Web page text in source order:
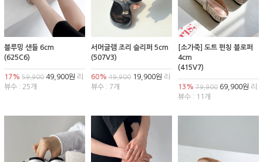
블루밍 샌들 6cm
(625C6)
17% 59,900 49,900원 리
뷰수 : 25개
서머글램 조리 슬리퍼 5cm
(507V3)
60% 49,90019,900원 리
뷰수 : 7개
[소가죽] 도트 펀칭 블로퍼
4cm
(415V7)
13% 79,90069,900원 리
뷰수 : 11개